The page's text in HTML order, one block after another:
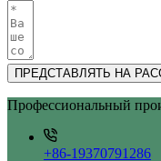
ПРЕДСТАВЛЯТЬ НА
Профессиональный
+86-19370791286